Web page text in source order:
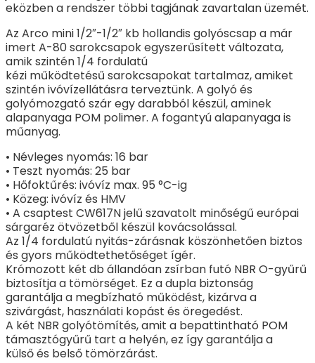
eközben a rendszer többi tagjának zavartalan üzemét.
Az Arco mini 1/2″-1/2″ kb hollandis golyóscsap a már
imert A-80 sarokcsapok egyszerűsített változata,
amik szintén 1/4 fordulatú
kézi működtetésű sarokcsapokat tartalmaz, amiket
szintén ivóvízellátásra terveztünk. A golyó és
golyómozgató szár egy darabból készül, aminek
alapanyaga POM polimer. A fogantyú alapanyaga is
műanyag.
• Névleges nyomás: 16 bar
• Teszt nyomás: 25 bar
• Hőfoktűrés: ivóvíz max. 95 °C-ig
• Közeg: ivóvíz és HMV
• A csaptest CW617N jelű szavatolt minőségű európai
sárgaréz ötvözetből készül kovácsolással.
Az 1/4 fordulatú nyitás-zárásnak köszönhetően biztos
és gyors működtethetőséget ígér.
Krómozott két db állandóan zsírban futó NBR O-gyűrű
biztosítja a tömörséget. Ez a dupla biztonság
garantálja a megbízható működést, kizárva a
szivárgást, használati kopást és öregedést.
A két NBR golyótömítés, amit a bepattintható POM
támasztógyűrű tart a helyén, ez így garantálja a
külső és belső tömörzárást.